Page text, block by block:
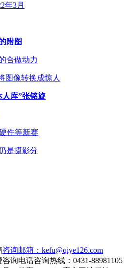
年3月
附图
合做动力
图像转换成惊人
人库”张铭旋
件等新赛
是摄影分
咨询邮箱：kefu@qiye126.com
咨询热线：0431-88981105